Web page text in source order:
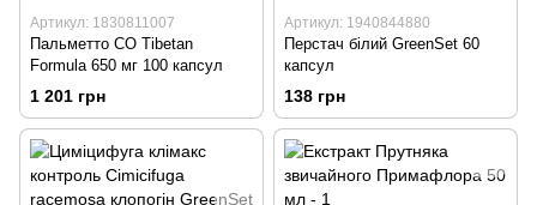
Артикул: 1830811007
Пальметто СО Tibetan
Formula 650 мг 100 капсул
1 201 грн
Артикул: 1940844880
Перстач білий GreenSet 60
капсул
138 грн